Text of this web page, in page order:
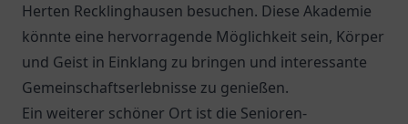
Herten Recklinghausen besuchen. Diese Akademie
könnte eine hervorragende Möglichkeit sein, Körper
und Geist in Einklang zu bringen und interessante
Gemeinschaftserlebnisse zu genießen.
Ein weiterer schöner Ort ist die Senioren-